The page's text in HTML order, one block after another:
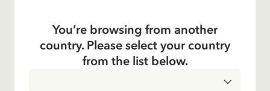
Kundservice
Verksamheter
You’re browsing from another
country. Please select your country
from the list below.